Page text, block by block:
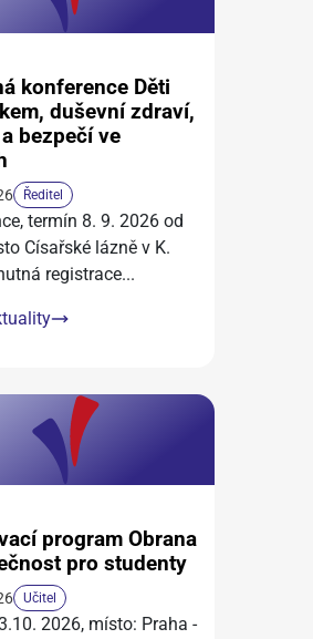
konference Děti
duševní zdraví,
bezpečí ve
Ředitel
termín 8. 9. 2026 od
Císařské lázně v K.
registrace...
program Obrana
pro studenty
Učitel
2026, místo: Praha -